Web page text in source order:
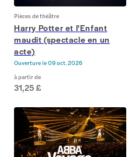
Pièces de théâtre
Harry Potter et l'Enfant
maudit (spectacle en un
acte)
Ouverture le09 oct. 2026
à partir de
31,25 £